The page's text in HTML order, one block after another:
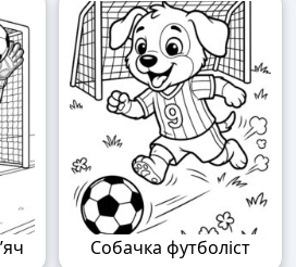
Собачка футболіст